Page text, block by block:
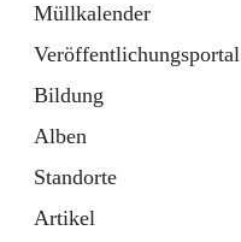
Müllkalender
Veröffentlichungsportal
Bildung
Alben
Standorte
Artikel